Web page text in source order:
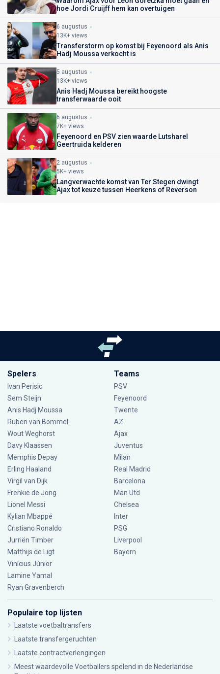
hoe Jordi Cruijff hem kan overtuigen
6 augustus
13K+ views
Transferstorm op komst bij Feyenoord als Anis
Hadj Moussa verkocht is
5 augustus
13K+ views
Anis Hadj Moussa bereikt hoogste
transferwaarde ooit
6 augustus
7K+ views
Feyenoord en PSV zien waarde Lutsharel
Geertruida kelderen
2 augustus
5K+ views
Langverwachte komst van Ter Stegen dwingt
Ajax tot keuze tussen Heerkens of Reverson
Spelers
Ivan Perisic
Sem Steijn
Anis Hadj Moussa
Ruben van Bommel
Wout Weghorst
Davy Klaassen
Memphis Depay
Erling Haaland
Virgil van Dijk
Frenkie de Jong
Lionel Messi
Kylian Mbappé
Cristiano Ronaldo
Jurriën Timber
Matthijs de Ligt
Vinícius Júnior
Lamine Yamal
Ryan Gravenberch
Teams
PSV
Feyenoord
Twente
AZ
Ajax
Juventus
Milan
Real Madrid
Barcelona
Man Utd
Chelsea
Inter
PSG
Liverpool
Bayern
Populaire top lijsten
Laatste voetbaltransfers
Laatste transfergeruchten
Laatste contractverlengingen
Meest waardevolle Voetballers spelend in de Nederlandse